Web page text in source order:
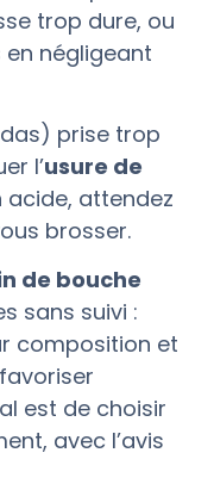
trop dure, ou
négligeant
prise trop
l’usure de
acide, attendez
brosser.
de bouche
sans suivi :
composition et
est de choisir
avec l’avis